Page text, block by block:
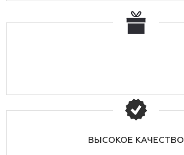
ВЫСОКОЕ КАЧЕСТВО